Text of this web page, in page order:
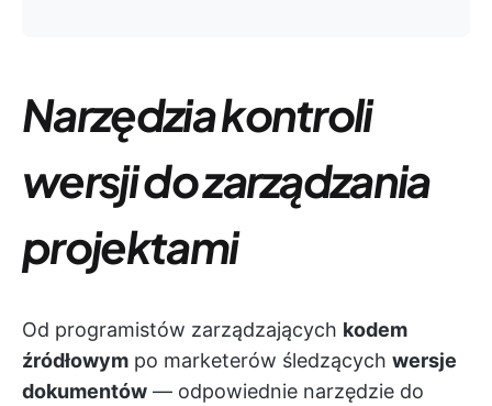
Narzędzia kontroli
wersji do zarządzania
projektami
Od programistów zarządzających kodem
źródłowym po marketerów śledzących wersje
dokumentów — odpowiednie narzędzie do